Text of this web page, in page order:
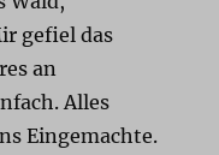
gefiel das
an
Alles
Eingemachte.